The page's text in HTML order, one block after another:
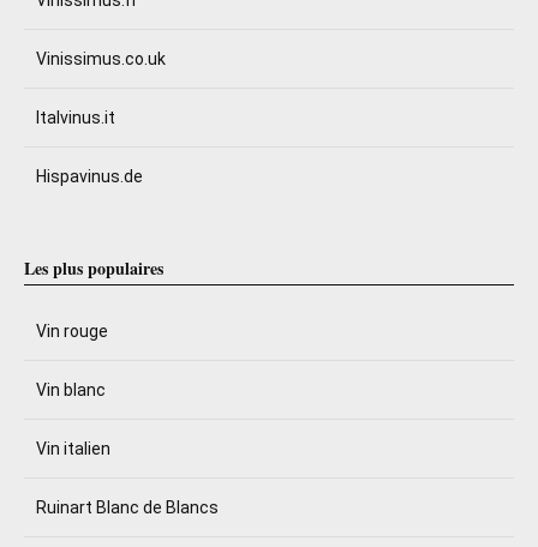
Vinissimus.co.uk
Italvinus.it
Hispavinus.de
Les plus populaires
Vin rouge
Vin blanc
Vin italien
Ruinart Blanc de Blancs